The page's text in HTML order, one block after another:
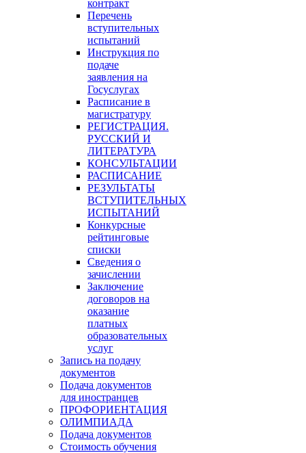
контракт
Перечень
вступительных
испытаний
Инструкция по
подаче
заявления на
Госуслугах
Расписание в
магистратуру
РЕГИСТРАЦИЯ.
РУССКИЙ И
ЛИТЕРАТУРА
КОНСУЛЬТАЦИИ
РАСПИСАНИЕ
РЕЗУЛЬТАТЫ
ВСТУПИТЕЛЬНЫХ
ИСПЫТАНИЙ
Конкурсные
рейтинговые
списки
Сведения о
зачислении
Заключение
договоров на
оказание
платных
образовательных
услуг
Запись на подачу
документов
Подача документов
для иностранцев
ПРОФОРИЕНТАЦИЯ
ОЛИМПИАДА
Подача документов
Стоимость обучения